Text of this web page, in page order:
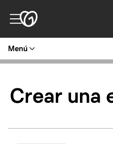
Menú
Crear una